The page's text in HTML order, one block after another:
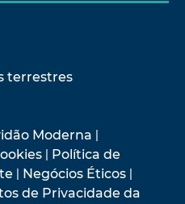
terrestres
Moderna |
| Política de
| Negócios Éticos |
de Privacidade da